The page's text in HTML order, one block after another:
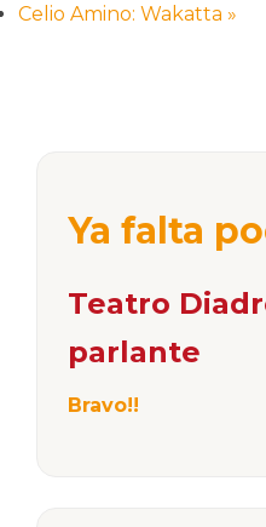
Celio Amino: Wakatta »
Ya falta
Teatro
parlante
Bravo!!